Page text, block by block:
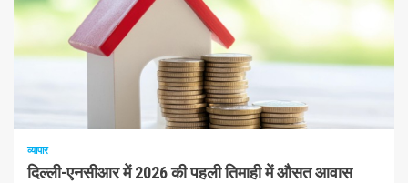
व्यापार
दिल्ली-एनसीआर में 2026 की पहली तिमाही में औसत आवास